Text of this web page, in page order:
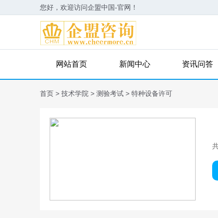
您好，欢迎访问企盟中国-官网！
网站首页 新闻中心 资讯问答
首页 > 技术学院 > 测验考试 > 特种设备许可